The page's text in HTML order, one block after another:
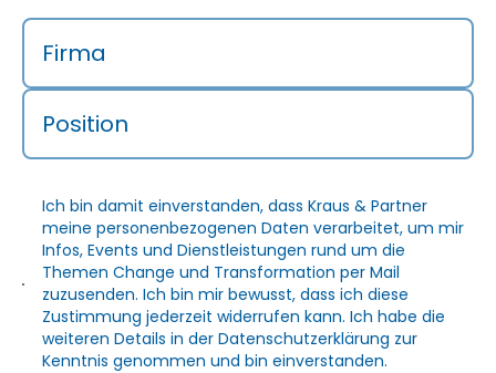
Firma
Position
Ich bin damit einverstanden, dass Kraus & Partner
meine personenbezogenen Daten verarbeitet, um mir
Infos, Events und Dienstleistungen rund um die
Themen Change und Transformation per Mail
zuzusenden. Ich bin mir bewusst, dass ich diese
Zustimmung jederzeit widerrufen kann. Ich habe die
weiteren Details in derDatenschutzerklärung zur
Kenntnis genommen und bin einverstanden.